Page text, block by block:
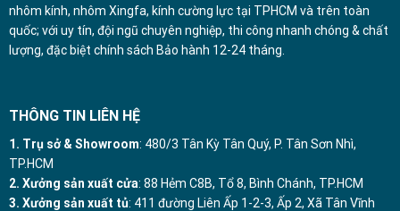
nhôm kính, nhôm Xingfa, kính cường lực tại TPHCM và trên toàn
quốc; với uy tín, đội ngũ chuyên nghiệp, thi công nhanh chóng & chất
lượng, đặc biệt chính sách Bảo hành 12-24 tháng.
THÔNG TIN LIÊN HỆ
1. Trụ sở & Showroom: 480/3 Tân Kỳ Tân Quý, P. Tân Sơn Nhì,
TP.HCM
2. Xưởng sản xuất cửa: 88 Hẻm C8B, Tổ 8, Bình Chánh, TP.HCM
3. Xưởng sản xuất tủ: 411 đường Liên Ấp 1-2-3, Ấp 2, Xã Tân Vĩnh